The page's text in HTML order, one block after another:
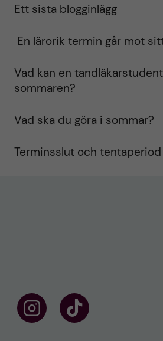
Ett sista blogginlägg
En lärorik termin går mot
Vad kan en
sommaren?
Vad ska du göra i sommar?
Terminsslut och tentaperiod
F F